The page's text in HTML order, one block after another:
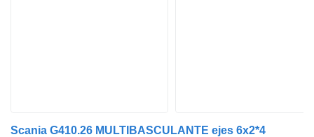
Scania G410.26 MULTIBASCULANTE ejes 6x2*4